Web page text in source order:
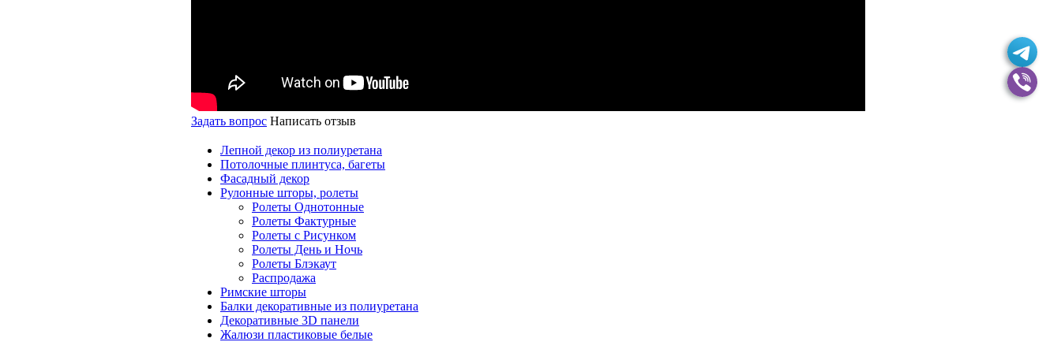
Задать вопрос Написать отзыв
Лепной декор из полиуретана
Потолочные плинтуса, багеты
Фасадный декор
Рулонные шторы, ролеты
Ролеты Однотонные
Ролеты Фактурные
Ролеты с Рисунком
Ролеты День и Ночь
Ролеты Блэкаут
Распродажа
Римские шторы
Балки декоративные из полиуретана
Декоративные 3D панели
Жалюзи пластиковые белые